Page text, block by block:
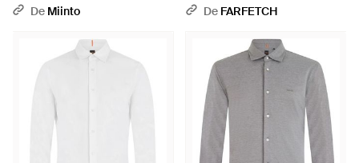
De Miinto
BleuDe FARFETCH